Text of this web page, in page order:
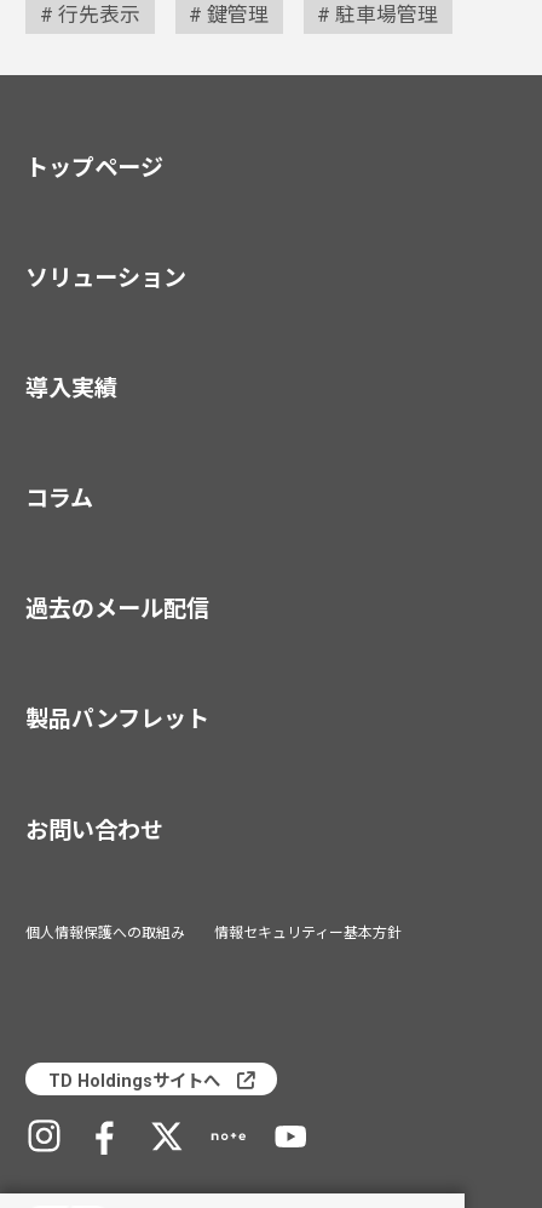
行先表示 鍵管理 駐車場管理
トップページ
ソリューション
導入実績
コラム
過去のメール配信
製品パンフレット
お問い合わせ
個人情報保護への取組み 情報セキュリティー基本方針
TD Holdingsサイトへ